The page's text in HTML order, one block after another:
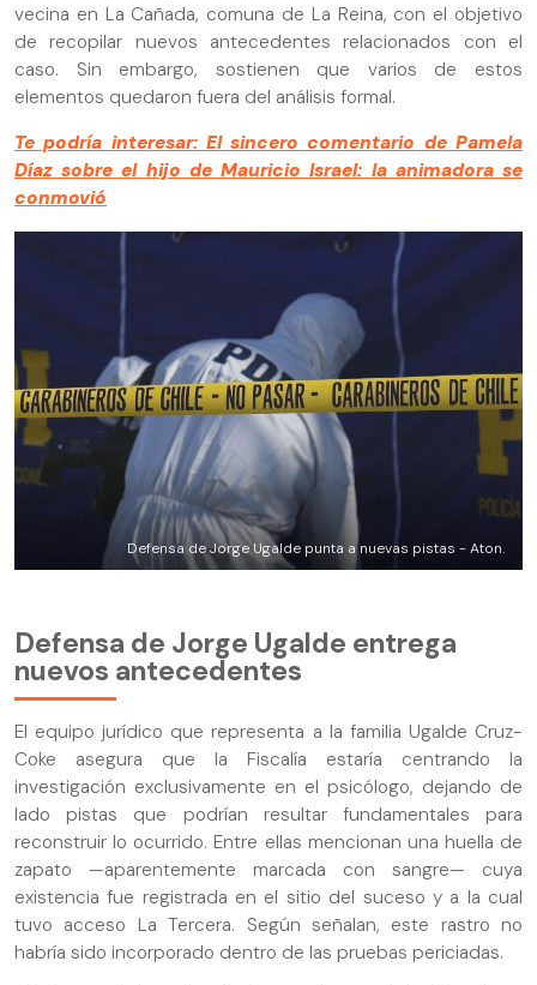
vecina en La Cañada, comuna de La Reina, con el objetivo
de recopilar nuevos antecedentes relacionados con el
caso. Sin embargo, sostienen que varios de estos
elementos quedaron fuera del análisis formal.
Te podría interesar: El sincero comentario de Pamela
Díaz sobre el hijo de Mauricio Israel: la animadora se
conmovió
Defensa de Jorge Ugalde punta a nuevas pistas - Aton.
Defensa de Jorge Ugalde entrega
nuevos antecedentes
El equipo jurídico que representa a la familia Ugalde Cruz-
Coke asegura que la Fiscalía estaría centrando la
investigación exclusivamente en el psicólogo, dejando de
lado pistas que podrían resultar fundamentales para
reconstruir lo ocurrido. Entre ellas mencionan una huella de
zapato —aparentemente marcada con sangre— cuya
existencia fue registrada en el sitio del suceso y a la cual
tuvo acceso La Tercera. Según señalan, este rastro no
habría sido incorporado dentro de las pruebas periciadas.